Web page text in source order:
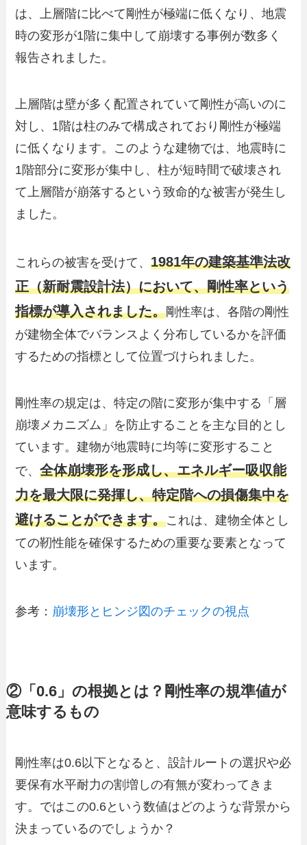
は、上層階に比べて剛性が極端に低くなり、地震
時の変形が1階に集中して崩壊する事例が数多く
報告されました。
上層階は壁が多く配置されていて剛性が高いのに
対し、1階は柱のみで構成されており剛性が極端
に低くなります。このような建物では、地震時に
1階部分に変形が集中し、柱が短時間で破壊され
て上層階が崩落するという致命的な被害が発生し
ました。
これらの被害を受けて、1981年の建築基準法改
正（新耐震設計法）において、剛性率という
指標が導入されました。剛性率は、各階の剛性
が建物全体でバランスよく分布しているかを評価
するための指標として位置づけられました。
剛性率の規定は、特定の階に変形が集中する「層
崩壊メカニズム」を防止することを主な目的とし
ています。建物が地震時に均等に変形すること
で、全体崩壊形を形成し、エネルギー吸収能
力を最大限に発揮し、特定階への損傷集中を
避けることができます。これは、建物全体とし
ての靭性能を確保するための重要な要素となって
います。
参考： 崩壊形とヒンジ図のチェックの視点
②「0.6」の根拠とは？剛性率の規準値が
意味するもの
剛性率は0.6以下となると、設計ルートの選択や必
要保有水平耐力の割増しの有無が変わってきま
す。ではこの0.6という数値はどのような背景から
決まっているのでしょうか？